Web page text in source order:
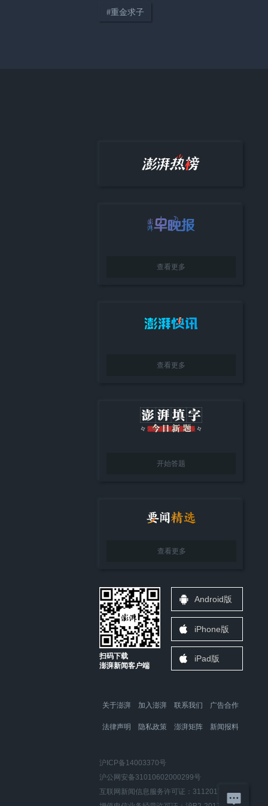
#重金求子
查看更多
查看更多
开始答题
查看更多
扫码下载
澎湃新闻客户端
Android版
iPhone版
iPad版
关于澎湃 加入澎湃 联系我们 广告合作
法律声明 隐私政策 澎湃矩阵 新闻报料
沪ICP备14003370号
沪公网安备31010602000299号
互联网新闻信息服务许可证：31120170006